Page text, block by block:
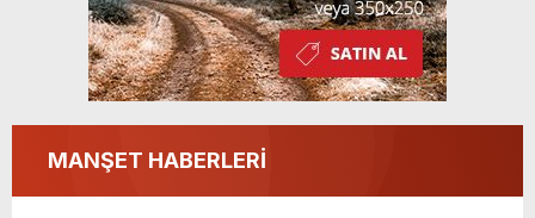
MANŞET HABERLERİ